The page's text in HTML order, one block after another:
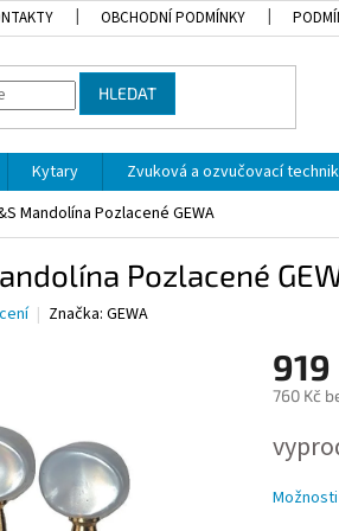
OBCHODNÍ PODMÍNKY
HLEDAT
Kytary Zvuková a ozvučovací
Mandolína Pozlacené GEWA
Pozlacené
Značka: GEWA
919
760 Kč
cena: